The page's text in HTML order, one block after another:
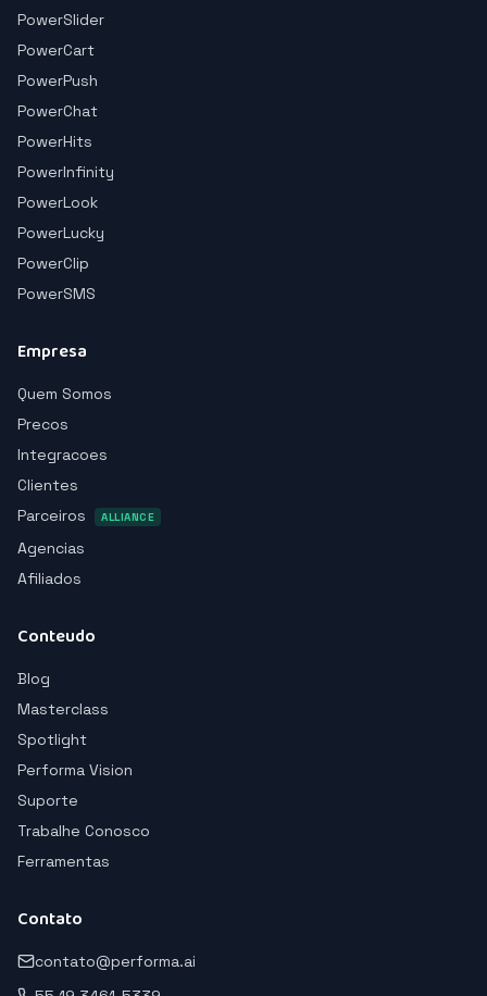
PowerSlider
PowerCart
PowerPush
PowerChat
PowerHits
PowerInfinity
PowerLook
PowerLucky
PowerClip
PowerSMS
Empresa
Quem Somos
Precos
Integracoes
Clientes
Parceiros
ALLIANCE
Agencias
Afiliados
Conteudo
Blog
Masterclass
Spotlight
Performa Vision
Suporte
Trabalhe Conosco
Ferramentas
Contato
contato@performa.ai